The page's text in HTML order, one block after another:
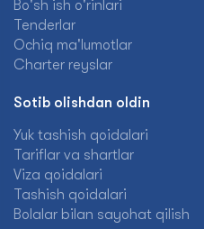
Bo'sh ish o'rinlari
Tenderlar
Ochiq ma'lumotlar
Charter reyslar
Sotib olishdan oldin
Yuk tashish qoidalari
Tariflar va shartlar
Viza qoidalari
Tashish qoidalari
Bolalar bilan sayohat qilish